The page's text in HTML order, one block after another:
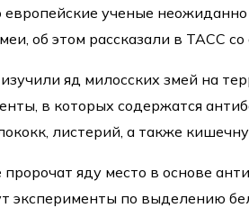
европейские ученые
об этом рассказали в ТАСС
яд милосских змей на
в которых содержатся
листерий, а также
яду место в основе
эксперименты по выделению